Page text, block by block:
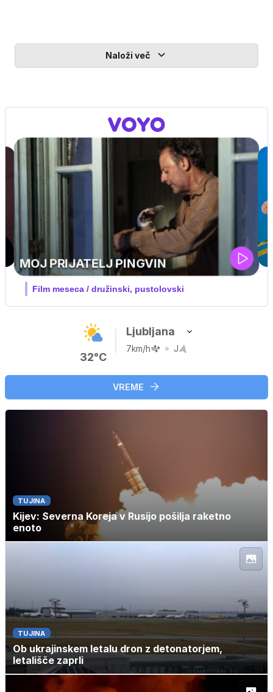
Naloži več
IQ 160
Nova hrvaška serija
32°C
Ljubljana
7km/h J
VREME
TUJINA
Kijev: Severna Koreja v Rusijo pošilja raketno
enoto
TUJINA
Ob ukrajinskem letalu dron z detonatorjem,
letališče zaprli